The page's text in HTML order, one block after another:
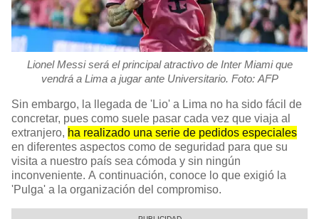
Lionel Messi será el principal atractivo de Inter Miami que
vendrá a Lima a jugar ante Universitario. Foto: AFP
Sin embargo, la llegada de 'Lio' a Lima no ha sido fácil de
concretar, pues como suele pasar cada vez que viaja al
extranjero, ha realizado una serie de pedidos especiales
en diferentes aspectos como de seguridad para que su
visita a nuestro país sea cómoda y sin ningún
inconveniente. A continuación, conoce lo que exigió la
'Pulga' a la organización del compromiso.